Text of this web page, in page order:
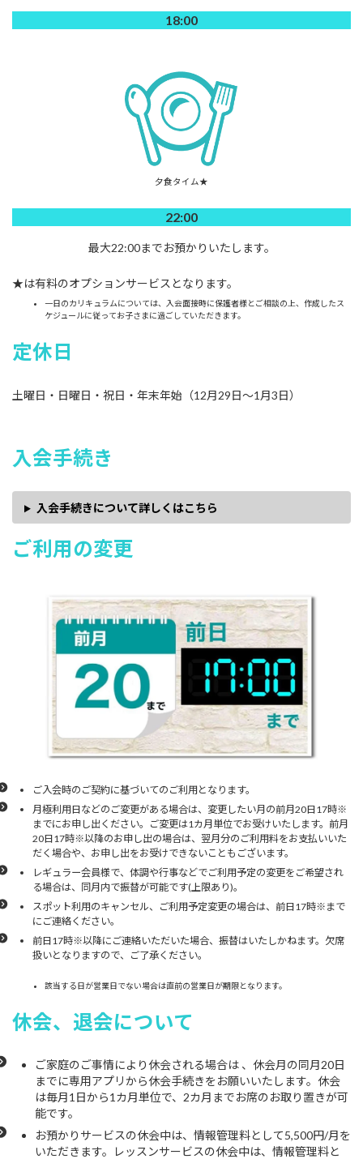
18:00
夕食タイム★
22:00
最大22:00までお預かりいたします。
★は有料のオプションサービスとなります。
一日のカリキュラムについては、入会面接時に保護者様とご相談の上、作成したス
ケジュールに従ってお子さまに過ごしていただきます。
定休日
土曜日・日曜日・祝日・年末年始（12月29日〜1月3日）
入会手続き
入会手続きについて詳しくはこちら
ご利用の変更
ご入会時のご契約に基づいてのご利用となります。
月極利用日などのご変更がある場合は、変更したい月の前月20日17時※
までにお申し出ください。ご変更は1カ月単位でお受けいたします。前月
20日17時※以降のお申し出の場合は、翌月分のご利用料をお支払いいた
だく場合や、お申し出をお受けできないこともございます。
レギュラー会員様で、体調や行事などでご利用予定の変更をご希望され
る場合は、同月内で振替が可能です(上限あり)。
スポット利用のキャンセル、ご利用予定変更の場合は、前日17時※まで
にご連絡ください。
前日17時※以降にご連絡いただいた場合、振替はいたしかねます。欠席
扱いとなりますので、ご了承ください。
該当する日が営業日でない場合は直前の営業日が期限となります。
休会、退会について
ご家庭のご事情により休会される場合は 、休会月の同月20日
までに専用アプリから休会手続きをお願いいたします。休会
は毎月1日から1カ月単位で、2カ月までお席のお取り置きが可
能です。
お預かりサービスの休会中は、情報管理料として5,500円/月を
いただきます。レッスンサービスの休会中は、情報管理料と